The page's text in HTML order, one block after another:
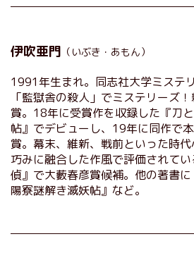
伊吹亜門 （いぶき・あもん）
1991年生まれ。同志社大学ミステ
「監獄舎の殺人」でミステリーズ
賞。18年に受賞作を収録した『刀
帖』でデビューし、19年に同作で
賞。幕末、維新、戦前といった時
巧みに融合した作風で評価されて
偵』で大藪春彦賞候補。他の著書
陽寮謎解き滅妖帖』など。